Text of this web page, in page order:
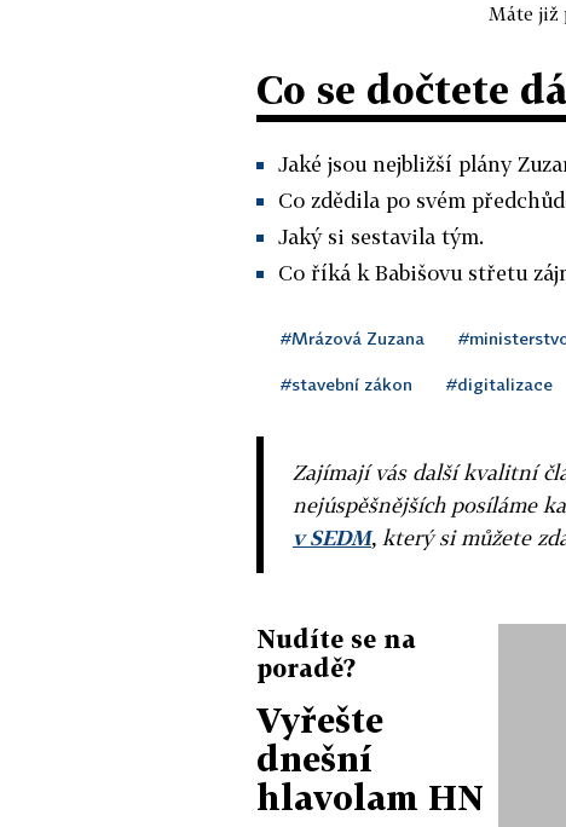
Máte již
Co se dočtete
Jaké jsou nejbližší plány
Co zdědila po svém
Jaký si sestavila tým.
Co říká k Babišovu střetu
#Mrázová Zuzana
#stavební zákon #digitalizace
Zajímají vás další kvalitní
nejúspěšnějších posíláme
v SEDM, který si můžete
Nudíte se na
poradě?
Vyřešte
dnešní
hlavolam HN